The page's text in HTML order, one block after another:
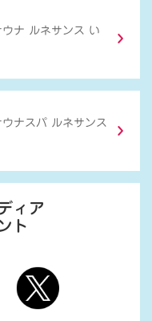
ウナ ルネサンス い
ウナスパ ルネサンス
ィア
ト